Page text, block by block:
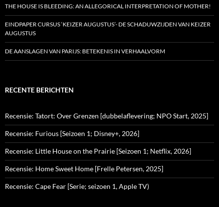
THE HOUSE IS BLEEDING: AN ALLEGORICAL INTERPRETATION OF MOTHER!
EINDPAPER CURSUS ‘KEIZER AUGUSTUS’- DE SCHADUWZIJDEN VAN KEIZER
AUGUSTUS
DE AANSLAGEN VAN PARIJS: BETEKENIS IN VERHAALVORM
RECENTE BERICHTEN
Recensie: Tatort: Over Grenzen [dubbelaflevering; NPO Start, 2025]
Recensie: Furious [Seizoen 1; Disney+, 2026]
Recensie: Little House on the Prairie [Seizoen 1; Netflix, 2026]
Recensie: Home Sweet Home [Frelle Petersen, 2025]
Recensie: Cape Fear [Serie; seizoen 1, Apple TV)